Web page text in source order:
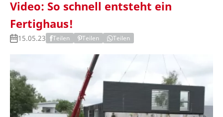
Video: So schnell entsteht ein
Fertighaus!
15.05.23 Teilen Teilen Teilen